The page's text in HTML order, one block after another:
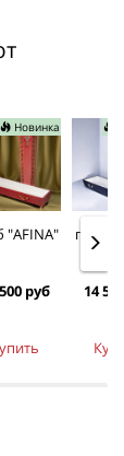
Новинка
"AFINA"
руб
гроб
14